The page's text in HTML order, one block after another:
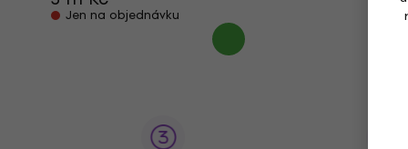
Jen na objednávku